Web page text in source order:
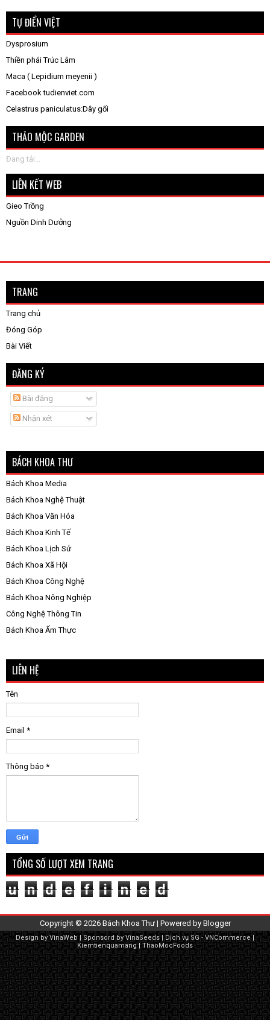
TỰ ĐIỂN VIỆT
Dysprosium
Thiền phái Trúc Lâm
Maca ( Lepidium meyenii )
Facebook tudienviet.com
Celastrus paniculatus:Dây gối
THẢO MỘC GARDEN
Đang tải...
LIÊN KẾT WEB
Gieo Trồng
Nguồn Dinh Dưởng
TRANG
Trang chủ
Đóng Góp
Bài Viết
ĐĂNG KÝ
Bài đăng
Nhận xét
BÁCH KHOA THƯ
Bách Khoa Media
Bách Khoa Nghệ Thuật
Bách Khoa Văn Hóa
Bách Khoa Kinh Tế
Bách Khoa Lịch Sử
Bách Khoa Xã Hội
Bách Khoa Công Nghệ
Bách Khoa Nông Nghiệp
Công Nghệ Thông Tin
Bách Khoa Ẩm Thực
LIÊN HỆ
Tên
Email *
Thông báo *
TỔNG SỐ LƯỢT XEM TRANG
u n d e f i n e d
Copyright © 2026 Bách Khoa Thư| Powered by Blogger
Design byVinaWeb| Sponsord byVinaSeeds| Dịch vụ SG-VNCommerce|
Kiemtienquamang|ThaoMocFoods